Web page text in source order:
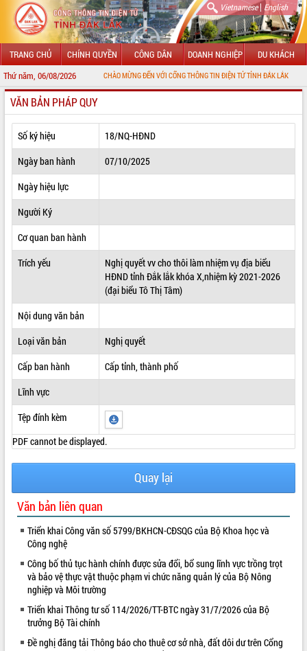
Vietnamese| English
TRANG CHỦ CHÍNH QUYỀN CÔNG DÂN DOANH NGHIỆP DU KHÁCH
Thứ năm, 06/08/2026CHÀO MỪNG ĐẾN VỚI CỔNG THÔNG TIN ĐIỆN TỬ TỈNH ĐẮK LẮK
GIỚI THIỆU
LÃNH ĐẠO UBND TỈNH
TIN TỨC SỰ KIỆN
SỞ, BAN, NGÀNH
UBND CÁC XÃ, PHƯỜNG
THÔNG TIN CHỈ ĐẠO ĐIỀU HÀNH
HỆ THỐNG VĂN BẢN
ĐIỂM TIN VĂN BẢN
QUY HOẠCH - KẾ HOẠCH
VĂN BẢN PHÁP QUY
Số ký hiệu
18/NQ-HĐND
Ngày ban hành
07/10/2025
Ngày hiệu lực
Người Ký
Cơ quan ban hành
Trích yếu
Nghị quyết vv cho thôi làm nhiệm vụ địa biểu
HĐND tỉnh Đắk lắk khóa X,nhiệm kỳ 2021-2026
(đại biểu Tô Thị Tâm)
Nội dung văn bản
Loại văn bản
Nghị quyết
Cấp ban hành
Cấp tỉnh, thành phố
Lĩnh vực
Tệp đính kèm
PDF cannot be displayed.
Quay lại
Văn bản liên quan
Triển khai Công văn số 5799/BKHCN-CĐSQG của Bộ Khoa học và
Công nghệ
Công bố thủ tục hành chính được sửa đổi, bổ sung lĩnh vực trồng trọt
và bảo vệ thực vật thuộc phạm vi chức năng quản lý của Bộ Nông
nghiệp và Môi trường
Triển khai Thông tư số 114/2026/TT-BTC ngày 31/7/2026 của Bộ
trưởng Bộ Tài chính
Đề nghị đăng tải Thông báo cho thuê cơ sở nhà, đất dôi dư trên Cổng